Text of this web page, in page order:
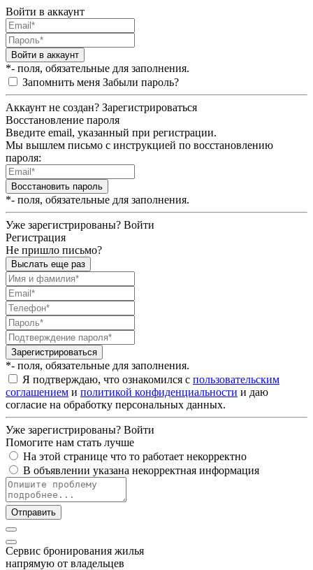
Войти в аккаунт
Войти в аккаунт
*- поля, обязательные для заполнения.
Запомнить меня Забыли пароль?
Аккаунт не создан? Зарегистрироваться
Восстановление пароля
Введите email, указанный при регистрации.
Мы вышлем письмо с инструкцией по восстановлению
пароля:
Восстановить пароль
*- поля, обязательные для заполнения.
Уже зарегистрированы? Войти
Регистрация
Не пришло письмо?
Выслать еще раз
Зарегистрироваться
*- поля, обязательные для заполнения.
Я подтверждаю, что ознакомился с пользовательским
соглашением и политикой конфиденциальности и даю
согласие на обработку персональных данных.
Уже зарегистрированы? Войти
Помогите нам стать лучше
На этой странице что то работает некорректно
В объявлении указана некорректная информация
Отправить
Cервис бронирования жилья
напрямую от владельцев